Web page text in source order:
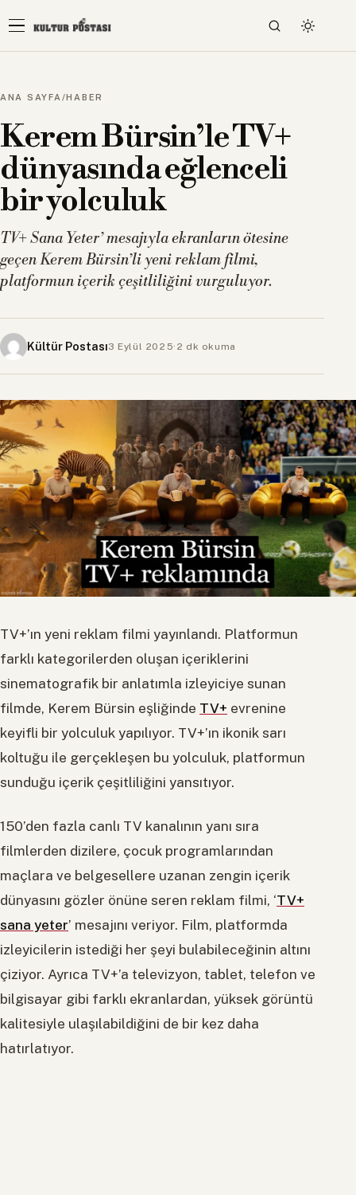
ANA SAYFA /HABER
Kerem Bürsin’le TV+
dünyasında eğlenceli
bir yolculuk
TV+ Sana Yeter’ mesajıyla ekranların ötesine
geçen Kerem Bürsin’li yeni reklam filmi,
platformun içerik çeşitliliğini vurguluyor.
Kültür Postası3 Eylül 2025· 2 dk okuma
TV+’ın yeni reklam filmi yayınlandı. Platformun
farklı kategorilerden oluşan içeriklerini
sinematografik bir anlatımla izleyiciye sunan
filmde, Kerem Bürsin eşliğinde TV+ evrenine
keyifli bir yolculuk yapılıyor. TV+’ın ikonik sarı
koltuğu ile gerçekleşen bu yolculuk, platformun
sunduğu içerik çeşitliliğini yansıtıyor.
150’den fazla canlı TV kanalının yanı sıra
filmlerden dizilere, çocuk programlarından
maçlara ve belgesellere uzanan zengin içerik
dünyasını gözler önüne seren reklam filmi, ‘TV+
sana yeter’ mesajını veriyor. Film, platformda
izleyicilerin istediği her şeyi bulabileceğinin altını
çiziyor. Ayrıca TV+’a televizyon, tablet, telefon ve
bilgisayar gibi farklı ekranlardan, yüksek görüntü
kalitesiyle ulaşılabildiğini de bir kez daha
hatırlatıyor.